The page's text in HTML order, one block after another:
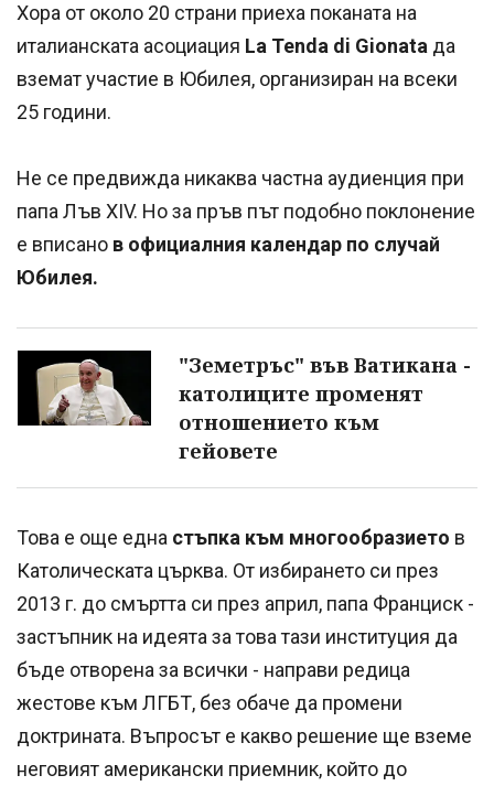
Хора от около 20 страни приеха поканата на
италианската асоциация La Tenda di Gionata да
вземат участие в Юбилея, организиран на всеки
25 години.
Не се предвижда никаква частна аудиенция при
папа Лъв XIV. Но за пръв път подобно поклонение
е вписано в официалния календар по случай
Юбилея.
"Земетръс" във Ватикана -
католиците променят
отношението към
гейовете
Това е още една стъпка към многообразието в
Католическата църква. От избирането си през
2013 г. до смъртта си през април, папа Франциск -
застъпник на идеята за това тази институция да
бъде отворена за всички - направи редица
жестове към ЛГБТ, без обаче да промени
доктрината. Въпросът е какво решение ще вземе
неговият американски приемник, който до